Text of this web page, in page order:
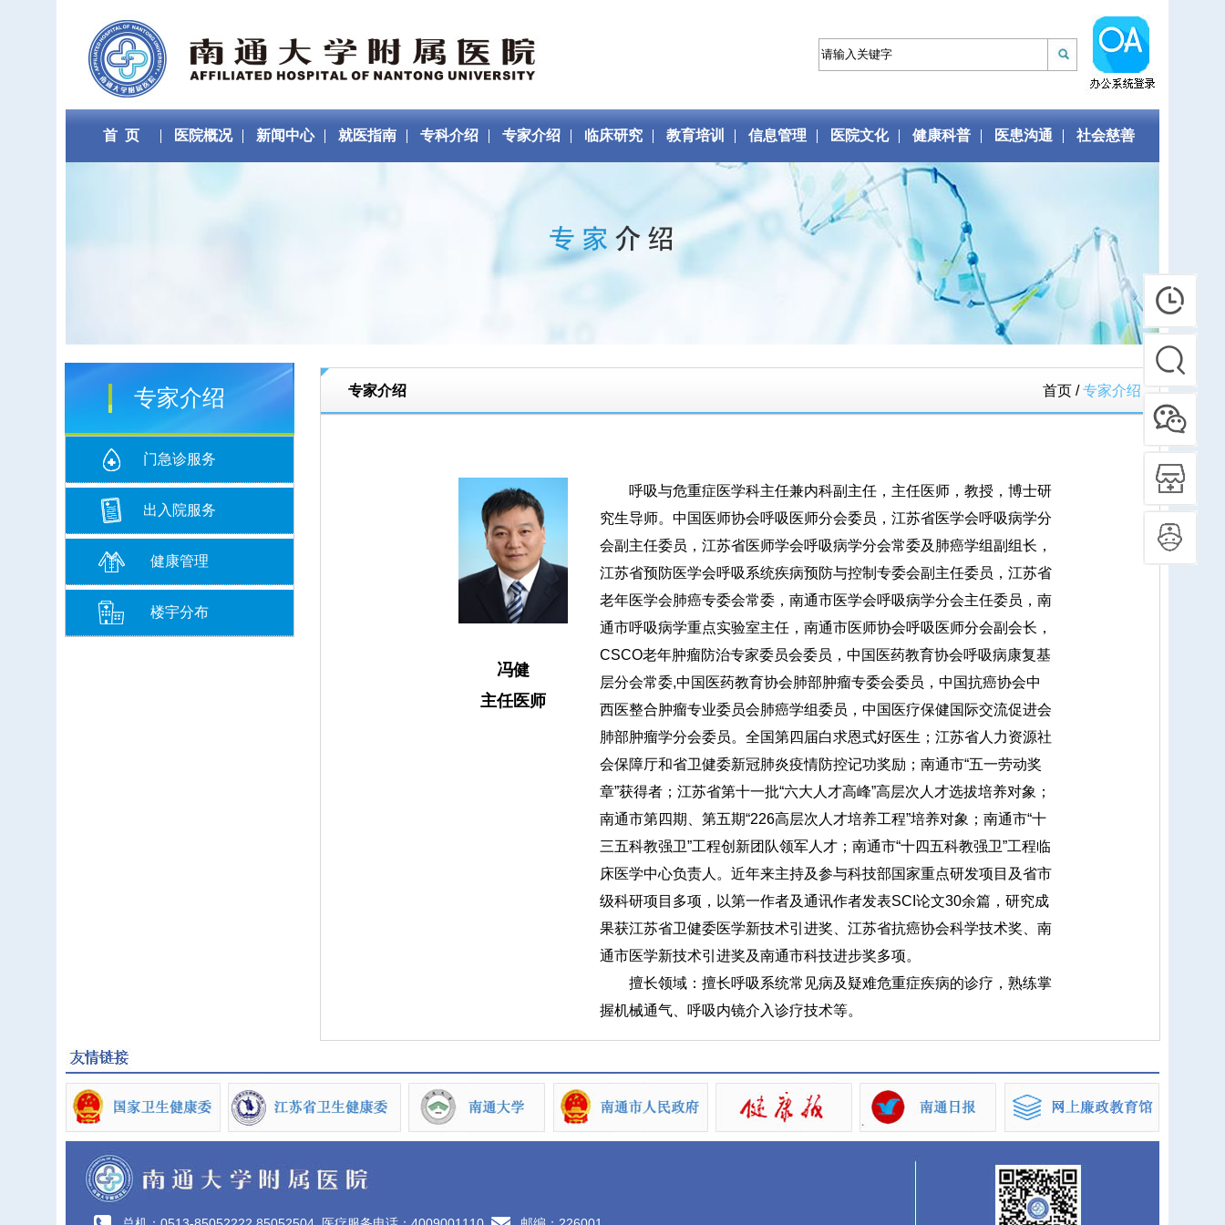
首 页 医院概况 新闻中心 就医指南 专科介绍 专家介绍 临床研究 教育培训 信息管理 医院文化 健康科普 医患沟通 社会慈善
专家介绍
门急诊服务
出入院服务
健康管理
楼宇分布
专家介绍 首页 /专家介绍
冯健
主任医师
呼吸与危重症医学科主任兼内科副主任，主任医师，教授，博士研
究生导师。中国医师协会呼吸医师分会委员，江苏省医学会呼吸病学分
会副主任委员，江苏省医师学会呼吸病学分会常委及肺癌学组副组长，
江苏省预防医学会呼吸系统疾病预防与控制专委会副主任委员，江苏省
老年医学会肺癌专委会常委，南通市医学会呼吸病学分会主任委员，南
通市呼吸病学重点实验室主任，南通市医师协会呼吸医师分会副会长，
CSCO老年肿瘤防治专家委员会委员，中国医药教育协会呼吸病康复基
层分会常委,中国医药教育协会肺部肿瘤专委会委员，中国抗癌协会中
西医整合肿瘤专业委员会肺癌学组委员，中国医疗保健国际交流促进会
肺部肿瘤学分会委员。全国第四届白求恩式好医生；江苏省人力资源社
会保障厅和省卫健委新冠肺炎疫情防控记功奖励；南通市“五一劳动奖
章”获得者；江苏省第十一批“六大人才高峰”高层次人才选拔培养对象；
南通市第四期、第五期“226高层次人才培养工程”培养对象；南通市“十
三五科教强卫”工程创新团队领军人才；南通市“十四五科教强卫”工程临
床医学中心负责人。近年来主持及参与科技部国家重点研发项目及省市
级科研项目多项，以第一作者及通讯作者发表SCI论文30余篇，研究成
果获江苏省卫健委医学新技术引进奖、江苏省抗癌协会科学技术奖、南
通市医学新技术引进奖及南通市科技进步奖多项。
擅长领域：擅长呼吸系统常见病及疑难危重症疾病的诊疗，熟练掌
握机械通气、呼吸内镜介入诊疗技术等。